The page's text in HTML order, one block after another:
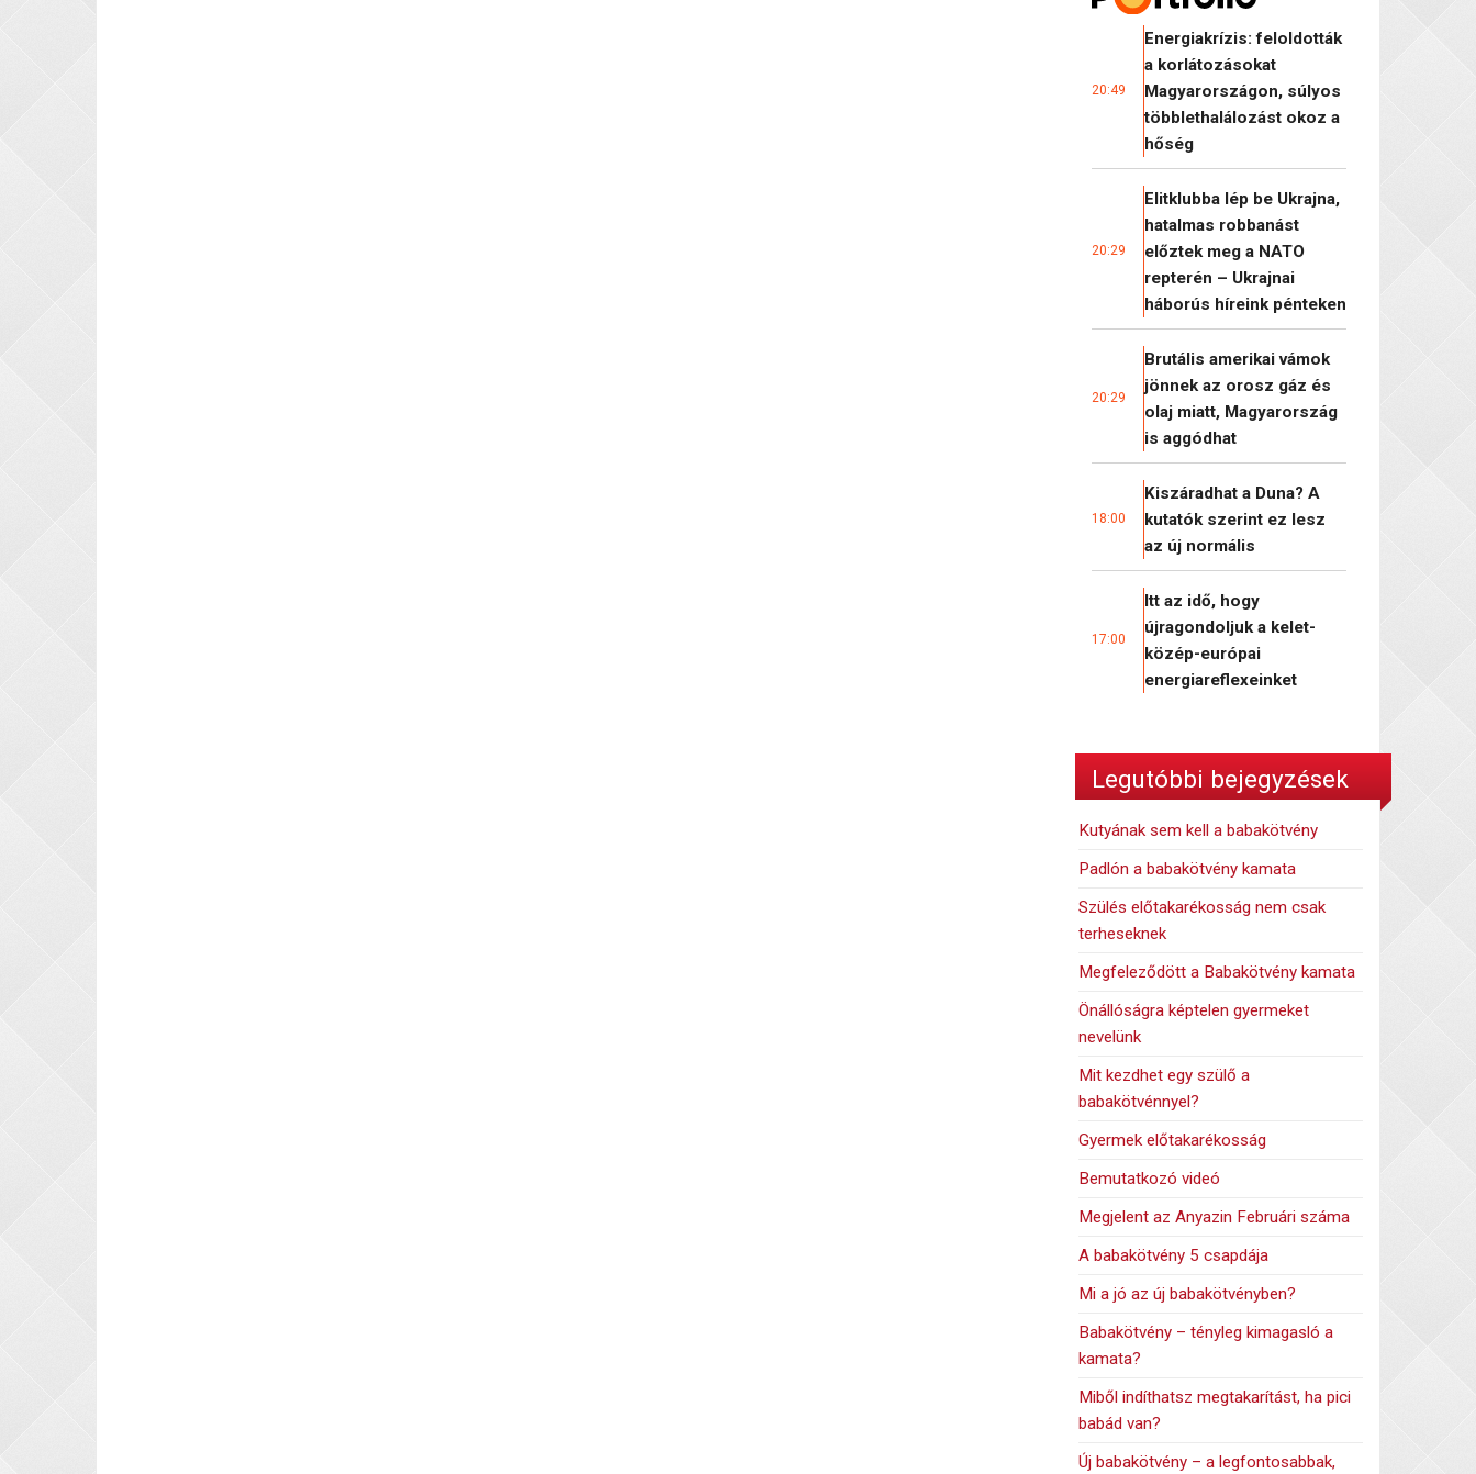
20:49
Energiakrízis: feloldották
a korlátozásokat
Magyarországon, súlyos
többlethalálozást okoz a
hőség
20:29
Elitklubba lép be Ukrajna,
hatalmas robbanást
előztek meg a NATO
repterén – Ukrajnai
háborús híreink pénteken
20:29
Brutális amerikai vámok
jönnek az orosz gáz és
olaj miatt, Magyarország
is aggódhat
18:00
Kiszáradhat a Duna? A
kutatók szerint ez lesz
az új normális
17:00
Itt az idő, hogy
újragondoljuk a kelet-
közép-európai
energiareflexeinket
Legutóbbi bejegyzések
Kutyának sem kell a babakötvény
Padlón a babakötvény kamata
Szülés előtakarékosság nem csak
terheseknek
Megfeleződött a Babakötvény kamata
Önállóságra képtelen gyermeket
nevelünk
Mit kezdhet egy szülő a
babakötvénnyel?
Gyermek előtakarékosság
Bemutatkozó videó
Megjelent az Anyazin Februári száma
A babakötvény 5 csapdája
Mi a jó az új babakötvényben?
Babakötvény – tényleg kimagasló a
kamata?
Miből indíthatsz megtakarítást, ha pici
babád van?
Új babakötvény – a legfontosabbak,